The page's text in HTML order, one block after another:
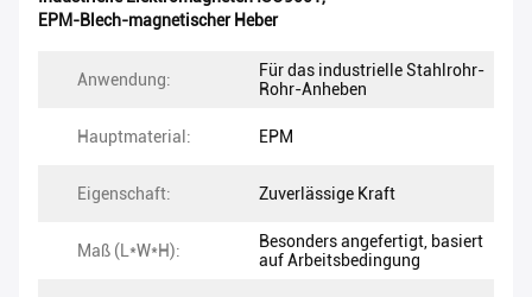
EPM-Blech-magnetischer Heber
Anwendung:
Für das industrielle Stahlrohr-
Rohr-Anheben
Hauptmaterial: EPM
Eigenschaft: Zuverlässige Kraft
Maß (L*W*H):
Besonders angefertigt, basiert
auf Arbeitsbedingung